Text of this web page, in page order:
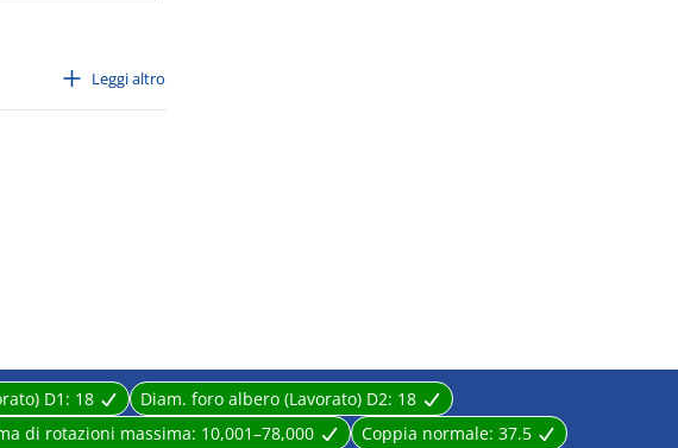
Leggi altro
D1: 18 Diam. foro albero (Lavorato) D2: 18
di rotazioni massima: 10,001–78,000 Coppia normale: 37.5